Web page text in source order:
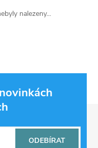
nalezeny...
ODEBÍRAT